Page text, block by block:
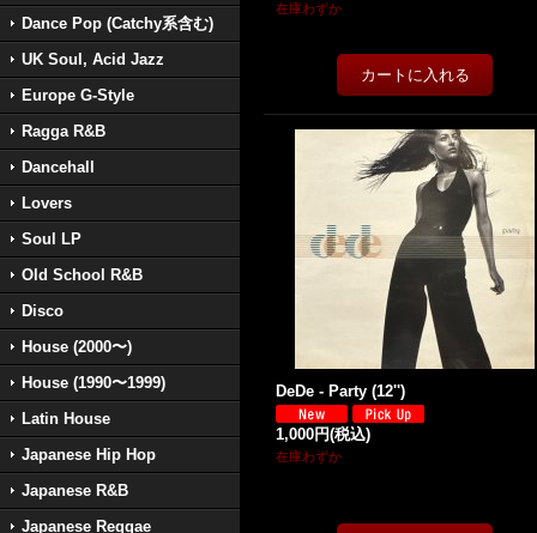
Dance Pop (Catchy系含む)
UK Soul, Acid Jazz
Europe G-Style
Ragga R&B
Dancehall
Lovers
Soul LP
Old School R&B
Disco
House (2000〜)
House (1990〜1999)
Latin House
Japanese Hip Hop
Japanese R&B
Japanese Reggae
在庫わずか
DeDe - Party (12'')
1,000円(税込)
在庫わずか